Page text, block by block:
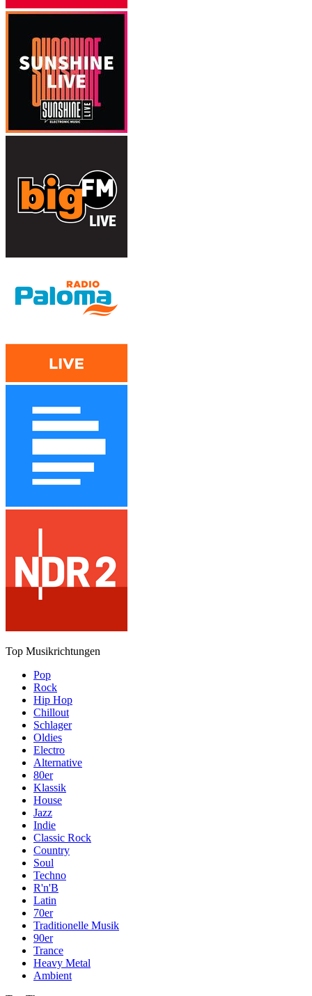
Top Musikrichtungen
Pop
Rock
Hip Hop
Chillout
Schlager
Oldies
Electro
Alternative
80er
Klassik
House
Jazz
Indie
Classic Rock
Country
Soul
Techno
R'n'B
Latin
70er
Traditionelle Musik
90er
Trance
Heavy Metal
Ambient